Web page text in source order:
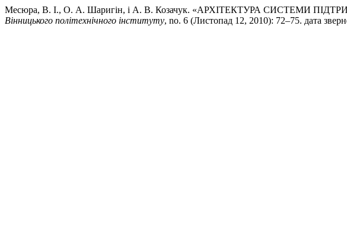
Месюра, В. І., О. А. Шаригін, і А. В. Козачук. «АРХІТЕКТУРА СИСТЕМИ
Вінницького політехнічного інституту, no. 6 (Листопад 12, 2010): 72–75. дата